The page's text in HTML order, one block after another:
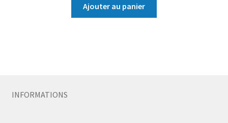
Ajouter au panier
INFORMATIONS